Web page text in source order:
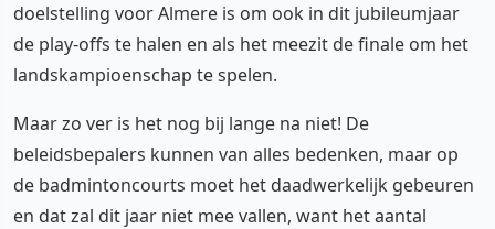
doelstelling voor Almere is om ook in dit jubileumjaar
de play-offs te halen en als het meezit de finale om het
landskampioenschap te spelen.
Maar zo ver is het nog bij lange na niet! De
beleidsbepalers kunnen van alles bedenken, maar op
de badmintoncourts moet het daadwerkelijk gebeuren
en dat zal dit jaar niet mee vallen, want het aantal